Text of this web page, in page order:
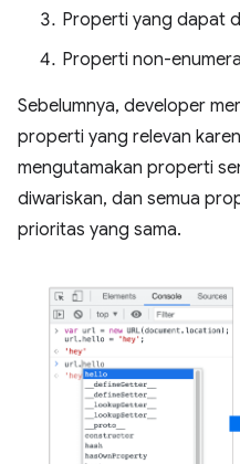
Properti yang dapat
Properti non-
Sebelumnya, developer
properti yang relevan
mengutamakan properti
diwariskan, dan semua
prioritas yang sama.